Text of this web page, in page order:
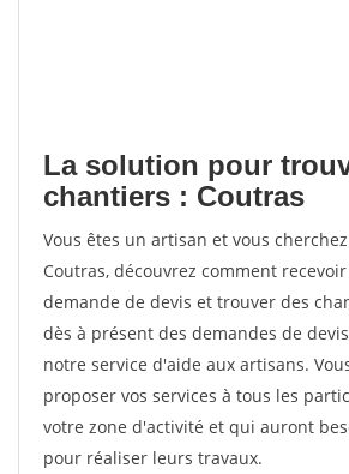
La solution pour
chantiers : Coutras
Vous êtes un artisan et vous
Coutras, découvrez comment
demande de devis et trouver des
dès à présent des demandes de
notre service d'aide aux artisans.
proposer vos services à tous les
votre zone d'activité et qui auront
pour réaliser leurs travaux.